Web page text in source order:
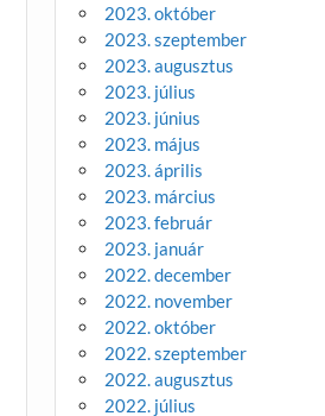
2023. október
2023. szeptember
2023. augusztus
2023. július
2023. június
2023. május
2023. április
2023. március
2023. február
2023. január
2022. december
2022. november
2022. október
2022. szeptember
2022. augusztus
2022. július